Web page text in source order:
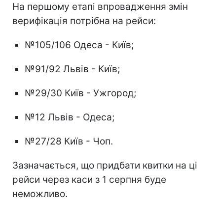
На першому етапі впровадження змін
верифікація потрібна на рейси:
№105/106 Одеса - Київ;
№91/92 Львів - Київ;
№29/30 Київ - Ужгород;
№12 Львів - Одеса;
№27/28 Київ - Чоп.
Зазначається, що придбати квитки на ці
рейси через каси з 1 серпня буде
неможливо.